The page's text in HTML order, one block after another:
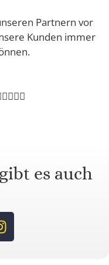
Partnern vor
Kunden immer
es auch